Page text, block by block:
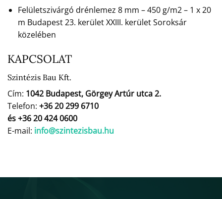
Felületszivárgó drénlemez 8 mm – 450 g/m2 – 1 x 20
m Budapest 23. kerület XXIII. kerület Soroksár
közelében
KAPCSOLAT
Szintézis Bau Kft.
Cím: 1042 Budapest, Görgey Artúr utca 2.
Telefon: +36 20 299 6710
és +36 20 424 0600
E-mail: info@szintezisbau.hu